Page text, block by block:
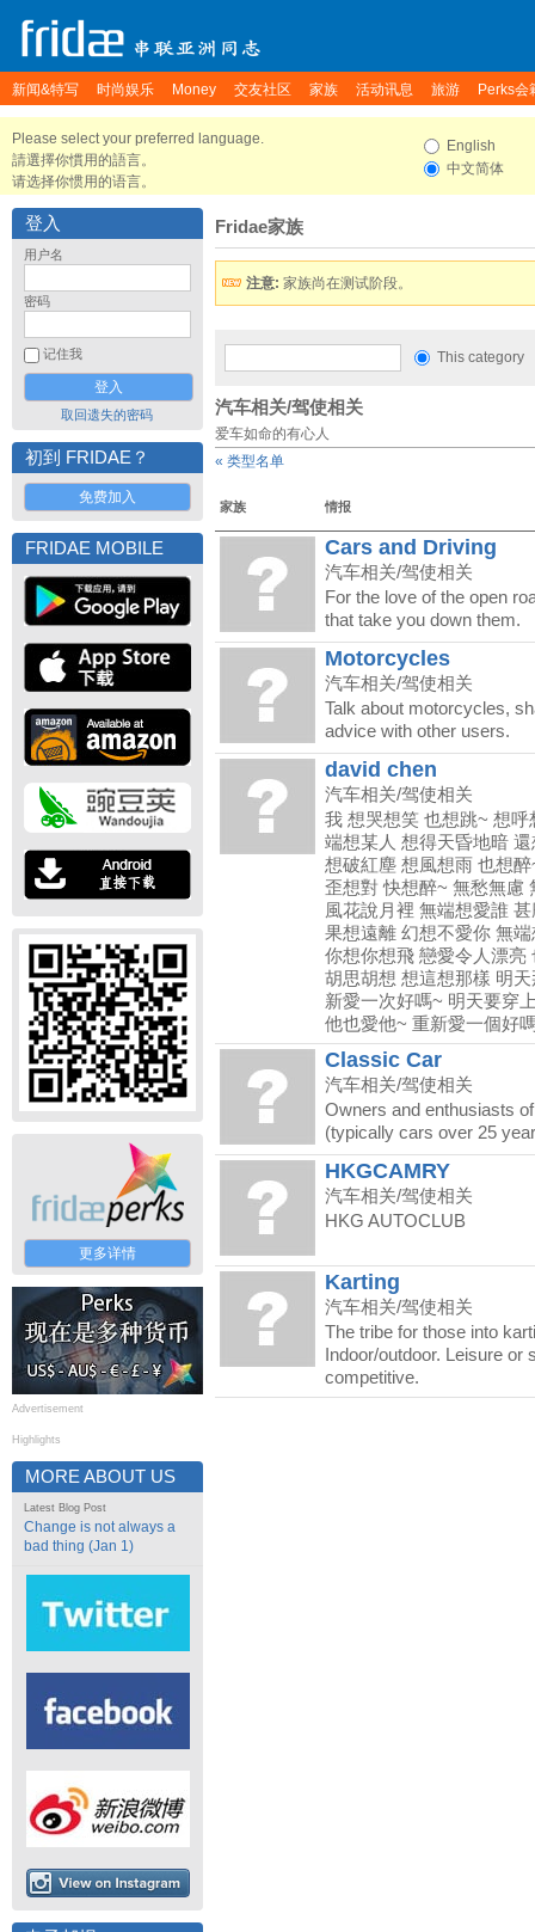
新闻&特写 时尚娱乐 Money 交友社区 家族 活动讯息 旅游 Perks会
Please select your preferred language.
請選擇你慣用的語言。
请选择你惯用的语言。
English
中文简体
登入
用户名
密码
记住我
取回遗失的密码
初到 FRIDAE？
免费加入
FRIDAE MOBILE
更多详情
Advertisement
Highlights
MORE ABOUT US
Latest Blog Post
Change is not always a
bad thing (Jan 1)
Fridae家族
注意: 家族尚在测试阶段。
This category
汽车相关/驾使相关
爱车如命的有心人
« 类型名单
家族 情报
Cars and Driving
汽车相关/驾使相关
For the love of the open
that take you down them.
Motorcycles
汽车相关/驾使相关
Talk about motorcycles,
advice with other users.
david chen
汽车相关/驾使相关
我 想哭想笑 也想跳~ 想呼
端想某人 想得天昏地暗
想破紅塵 想風想雨 也想
歪想對 快想醉~ 無愁無慮
風花說月裡 無端想愛誰
果想遠離 幻想不愛你 無
你想你想飛 戀愛令人漂亮
胡思胡想 想這想那樣 明
新愛一次好嗎~ 明天要穿
他也愛他~ 重新愛一個好
Classic Car
汽车相关/驾使相关
Owners and enthusiasts
(typically cars over 25
HKGCAMRY
汽车相关/驾使相关
HKG AUTOCLUB
Karting
汽车相关/驾使相关
The tribe for those into
Indoor/outdoor. Leisure or
competitive.